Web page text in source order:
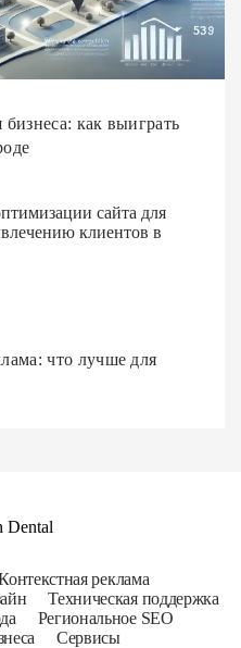
как выиграть
сайта для
клиентов в
что лучше для
реклама
Техническая поддержка
Региональное SEO
Сервисы